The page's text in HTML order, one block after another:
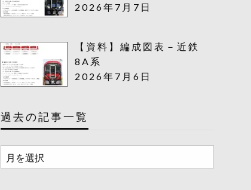
2026年7月7日
【資料】編成図表－近鉄
8A系
2026年7月6日
過去の記事一覧
過
去